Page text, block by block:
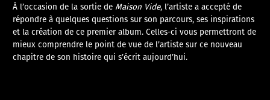
À l’occasion de la sortie de Maison Vide, l’artiste a accepté de
répondre à quelques questions sur son parcours, ses inspirations
et la création de ce premier album. Celles-ci vous permettront de
mieux comprendre le point de vue de l’artiste sur ce nouveau
chapitre de son histoire qui s’écrit aujourd’hui.